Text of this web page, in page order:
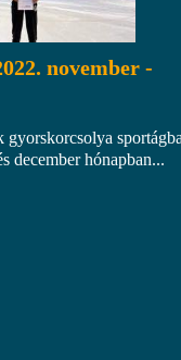
november -
gyorskorcsolya
december hónapban...